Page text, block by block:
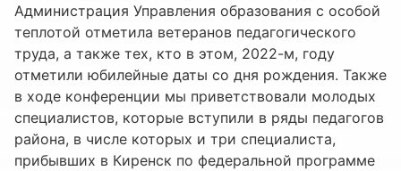
Администрация Управления образования с особой
теплотой отметила ветеранов педагогического
труда, а также тех, кто в этом, 2022-м, году
отметили юбилейные даты со дня рождения. Также
в ходе конференции мы приветствовали молодых
специалистов, которые вступили в ряды педагогов
района, в числе которых и три специалиста,
прибывших в Киренск по федеральной программе